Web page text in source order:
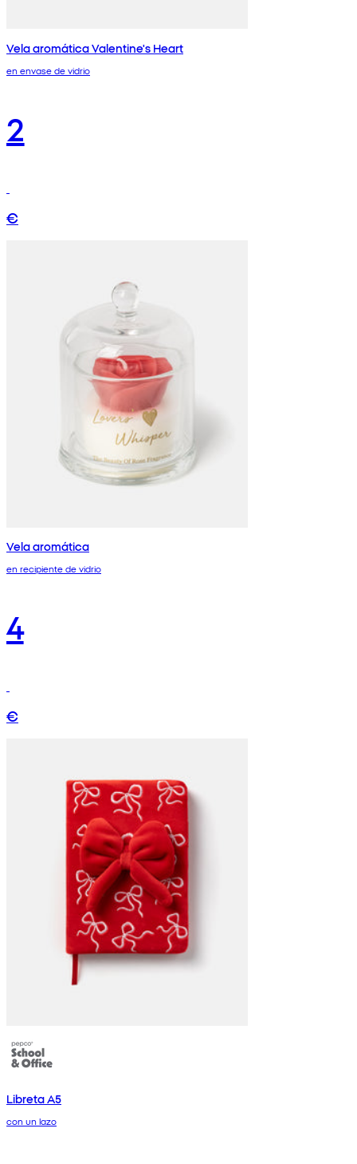
Vela aromática Valentine's Heart
en envase de vidrio
2
€
Vela aromática
en recipiente de vidrio
4
€
Libreta A5
con un lazo